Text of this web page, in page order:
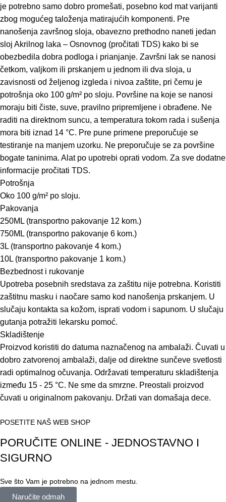
je potrebno samo dobro promešati, posebno kod mat varijanti
zbog mogućeg taloženja matirajućih komponenti. Pre
nanošenja završnog sloja, obavezno prethodno naneti jedan
sloj Akrilnog laka – Osnovnog (pročitati TDS) kako bi se
obezbedila dobra podloga i prianjanje. Završni lak se nanosi
četkom, valjkom ili prskanjem u jednom ili dva sloja, u
zavisnosti od željenog izgleda i nivoa zaštite, pri čemu je
potrošnja oko 100 g/m² po sloju. Površine na koje se nanosi
moraju biti čiste, suve, pravilno pripremljene i obrađene. Ne
raditi na direktnom suncu, a temperatura tokom rada i sušenja
mora biti iznad 14 °C. Pre pune primene preporučuje se
testiranje na manjem uzorku. Ne preporučuje se za površine
bogate taninima. Alat po upotrebi oprati vodom. Za sve dodatne
informacije pročitati TDS.
Potrošnja
Oko 100 g/m² po sloju.
Pakovanja
250ML (transportno pakovanje 12 kom.)
750ML (transportno pakovanje 6 kom.)
3L (transportno pakovanje 4 kom.)
10L (transportno pakovanje 1 kom.)
Bezbednost i rukovanje
Upotreba posebnih sredstava za zaštitu nije potrebna. Koristiti
zaštitnu masku i naočare samo kod nanošenja prskanjem. U
slučaju kontakta sa kožom, isprati vodom i sapunom. U slučaju
gutanja potražiti lekarsku pomoć.
Skladištenje
Proizvod koristiti do datuma naznačenog na ambalaži. Čuvati u
dobro zatvorenoj ambalaži, dalje od direktne sunčeve svetlosti
radi optimalnog očuvanja. Održavati temperaturu skladištenja
između 15 - 25 °C. Ne sme da smrzne. Preostali proizvod
čuvati u originalnom pakovanju. Držati van domašaja dece.
POSETITE NAŠ WEB SHOP
PORUČITE ONLINE - JEDNOSTAVNO I
SIGURNO
Sve što Vam je potrebno na jednom mestu.
Naručite odmah